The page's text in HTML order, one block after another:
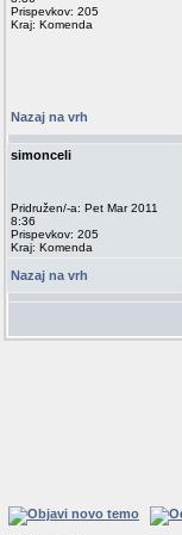
Prispevkov: 205
Kraj: Komenda
Nazaj na vrh
simonceli
Pridružen/-a: Pet Mar 2011
8:36
Prispevkov: 205
Kraj: Komenda
Nazaj na vrh